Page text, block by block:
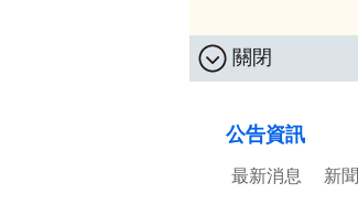
關閉
公告資訊
最新消息 新